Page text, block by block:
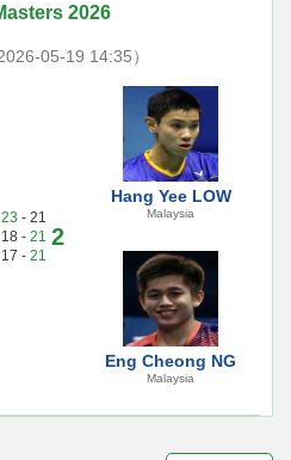
2026
2026-05-19 14:35）
23 - 21
18 - 21
17 - 21
2
Hang Yee LOW
Malaysia
Eng Cheong NG
Malaysia